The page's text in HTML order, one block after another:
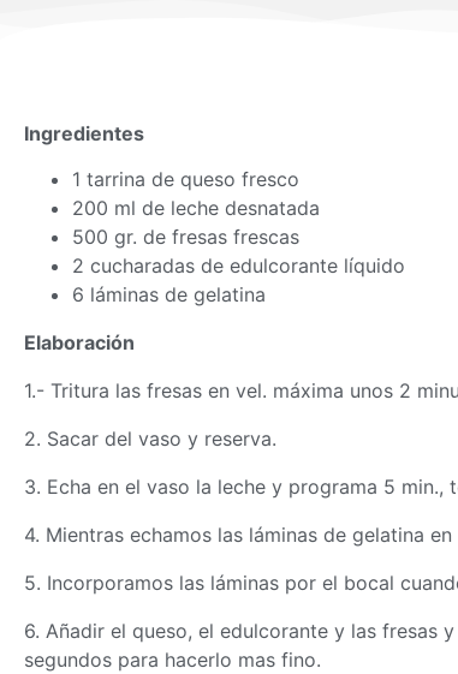
Ingredientes
1 tarrina de queso fresco
200 ml de leche desnatada
500 gr. de fresas frescas
2 cucharadas de edulcorante líquido
6 láminas de gelatina
Elaboración
1.- Tritura las fresas en vel. máxima unos 2
2. Sacar del vaso y reserva.
3. Echa en el vaso la leche y programa 5 min.,
4. Mientras echamos las láminas de gelatina
5. Incorporamos las láminas por el bocal
6. Añadir el queso, el edulcorante y las fresas
segundos para hacerlo mas fino.